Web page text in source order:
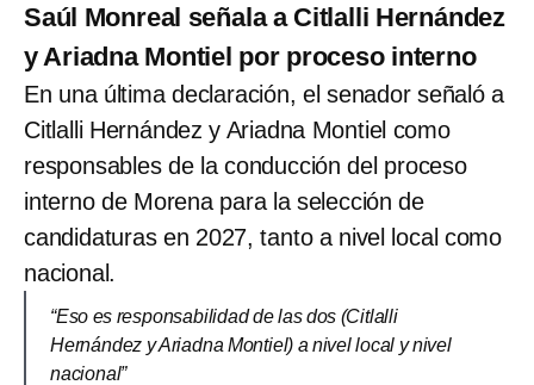
Saúl Monreal señala a Citlalli Hernández
y Ariadna Montiel por proceso interno
En una última declaración, el senador señaló a
Citlalli Hernández y Ariadna Montiel como
responsables de la conducción del proceso
interno de Morena para la selección de
candidaturas en 2027, tanto a nivel local como
nacional.
“Eso es responsabilidad de las dos (Citlalli
Hernández y Ariadna Montiel) a nivel local y nivel
nacional”